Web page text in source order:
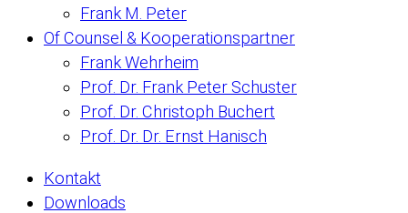
Frank M. Peter
Of Counsel & Kooperationspartner
Frank Wehrheim
Prof. Dr. Frank Peter Schuster
Prof. Dr. Christoph Buchert
Prof. Dr. Dr. Ernst Hanisch
Kontakt
Downloads